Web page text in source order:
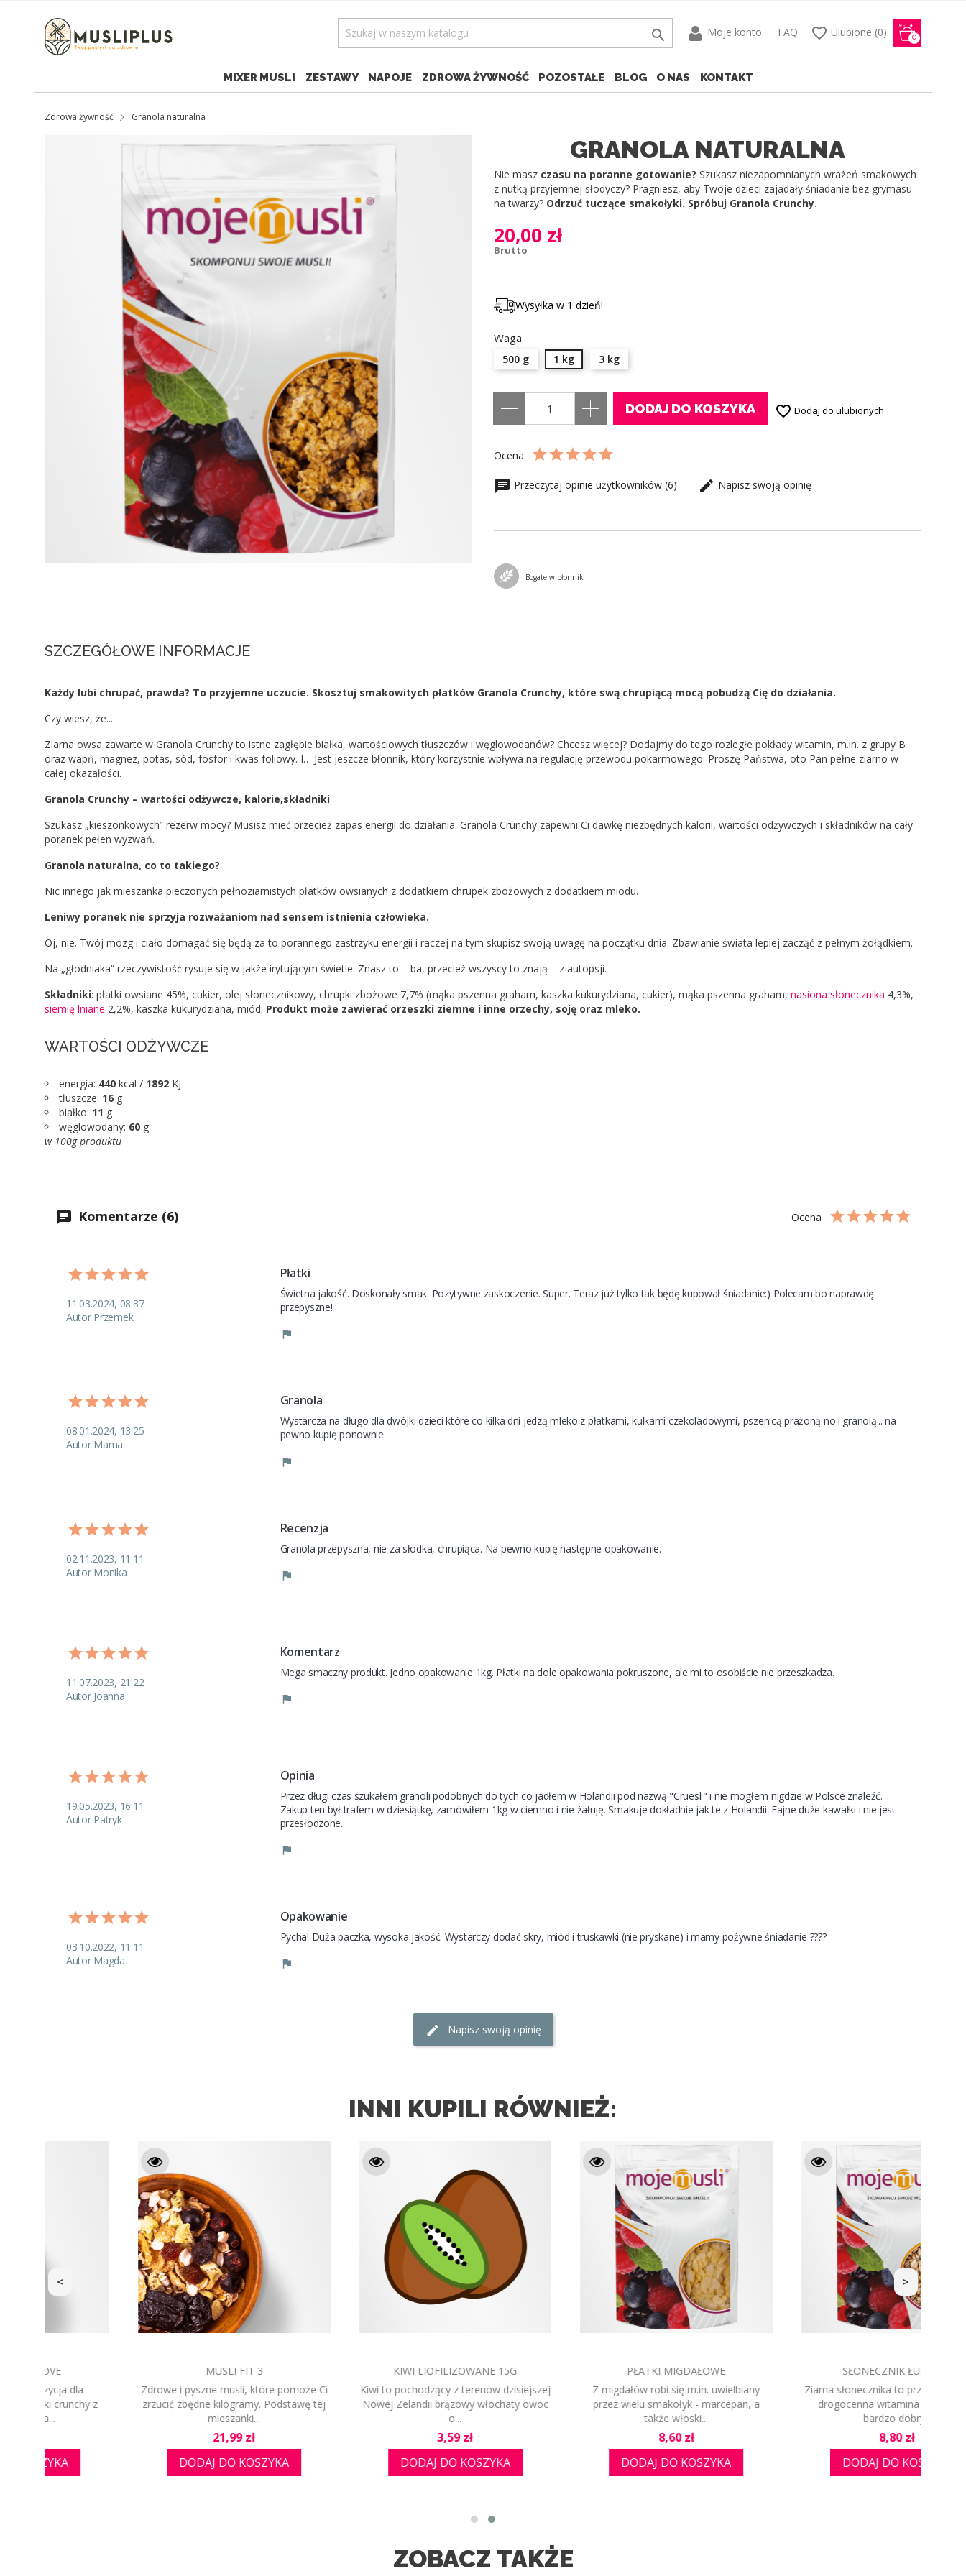
 Moje konto FAQ favorite_border Ulubione (0) 0
MIXER MUSLI ZESTAWY NAPOJE ZDROWA ŻYWNOŚĆ POZOSTAŁE BLOG O NAS KONTAKT
Zdrowa żywność Granola naturalna
GRANOLA NATURALNA
Nie masz czasu na poranne gotowanie? Szukasz niezapomnianych wrażeń smakowych
z nutką przyjemnej słodyczy? Pragniesz, aby Twoje dzieci zajadały śniadanie bez grymasu
na twarzy? Odrzuć tuczące smakołyki. Spróbuj Granola Crunchy.
20,00 zł
Brutto
Wysyłka w 1 dzień!
Waga
500 g 1 kg 3 kg
DODAJ DO KOSZYKA favorite_border Dodaj do ulubionych
Ocena
Przeczytaj opinie użytkowników (6) Napisz swoją opinię
Bogate w błonnik
SZCZEGÓŁOWE INFORMACJE
Każdy lubi chrupać, prawda? To przyjemne uczucie. Skosztuj smakowitych płatków Granola Crunchy, które swą chrupiącą mocą pobudzą Cię do działania.
Czy wiesz, że...
Ziarna owsa zawarte w Granola Crunchy to istne zagłębie białka, wartościowych tłuszczów i węglowodanów? Chcesz więcej? Dodajmy do tego rozległe pokłady witamin, m.in. z grupy B
oraz wapń, magnez, potas, sód, fosfor i kwas foliowy. I… Jest jeszcze błonnik, który korzystnie wpływa na regulację przewodu pokarmowego. Proszę Państwa, oto Pan pełne ziarno w
całej okazałości.
Granola Crunchy – wartości odżywcze, kalorie,składniki
Szukasz „kieszonkowych” rezerw mocy? Musisz mieć przecież zapas energii do działania. Granola Crunchy zapewni Ci dawkę niezbędnych kalorii, wartości odżywczych i składników na cały
poranek pełen wyzwań.
Granola naturalna, co to takiego?
Nic innego jak mieszanka pieczonych pełnoziarnistych płatków owsianych z dodatkiem chrupek zbożowych z dodatkiem miodu.
Leniwy poranek nie sprzyja rozważaniom nad sensem istnienia człowieka.
Oj, nie. Twój mózg i ciało domagać się będą za to porannego zastrzyku energii i raczej na tym skupisz swoją uwagę na początku dnia. Zbawianie świata lepiej zacząć z pełnym żołądkiem.
Na „głodniaka” rzeczywistość rysuje się w jakże irytującym świetle. Znasz to – ba, przecież wszyscy to znają – z autopsji.
Składniki: płatki owsiane 45%, cukier, olej słonecznikowy, chrupki zbożowe 7,7% (mąka pszenna graham, kaszka kukurydziana, cukier), mąka pszenna graham, nasiona słonecznika 4,3%,
siemię lniane 2,2%, kaszka kukurydziana, miód. Produkt może zawierać orzeszki ziemne i inne orzechy, soję oraz mleko.
WARTOŚCI ODŻYWCZE
energia: 440 kcal / 1892 KJ
tłuszcze: 16 g
białko: 11 g
węglowodany: 60 g
w 100g produktu
Komentarze (6) Ocena
11.03.2024, 08:37
Autor Przemek
Płatki
Świetna jakość. Doskonały smak. Pozytywne zaskoczenie. Super. Teraz już tylko tak będę kupował śniadanie:) Polecam bo naprawdę
przepyszne!
08.01.2024, 13:25
Autor Mama
Granola
Wystarcza na długo dla dwójki dzieci które co kilka dni jedzą mleko z płatkami, kulkami czekoladowymi, pszenicą prażoną no i granolą... na
pewno kupię ponownie.
02.11.2023, 11:11
Autor Monika
Recenzja
Granola przepyszna, nie za słodka, chrupiąca. Na pewno kupię następne opakowanie.
11.07.2023, 21:22
Autor Joanna
Komentarz
Mega smaczny produkt. Jedno opakowanie 1kg. Płatki na dole opakowania pokruszone, ale mi to osobiście nie przeszkadza.
19.05.2023, 16:11
Autor Patryk
Opinia
Przez długi czas szukałem granoli podobnych do tych co jadłem w Holandii pod nazwą "Cruesli" i nie mogłem nigdzie w Polsce znaleźć.
Zakup ten był trafem w dziesiątkę, zamówiłem 1kg w ciemno i nie żałuję. Smakuje dokładnie jak te z Holandii. Fajne duże kawałki i nie jest
przesłodzone.
03.10.2022, 11:11
Autor Magda
Opakowanie
Pycha! Duża paczka, wysoka jakość. Wystarczy dodać skry, miód i truskawki (nie pryskane) i mamy pożywne śniadanie ????
Napisz swoją opinię
INNI KUPILI RÓWNIEŻ:
Zdrowe i pyszne musli, które pomoże Ci
zrzucić zbędne kilogramy. Podstawę tej
DODAJ DO KOSZYKA
KIWI LIOFILIZOWANE 15G
Kiwi to pochodzący z terenów dzisiejszej
Nowej Zelandii brązowy włochaty owoc
DODAJ DO KOSZYKA
PŁATKI MIGDAŁOWE
Z migdałów robi się m.in. uwielbiany
przez wielu smakołyk - marcepan, a
DODAJ DO KOSZYKA
SŁONECZNIK ŁUSKANY
Ziarna słonecznika to przede wszystkim
drogocenna witamina A, która ma
DODAJ DO KOSZYKA
< >
ZOBACZ TAKŻE